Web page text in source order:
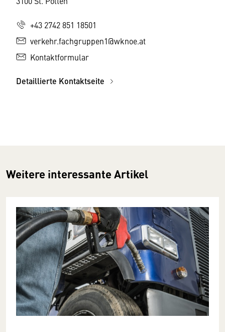
+43 2742 851 18501
verkehr.fachgruppen1@wknoe.at
Kontaktformular
Detaillierte Kontaktseite
Weitere interessante Artikel